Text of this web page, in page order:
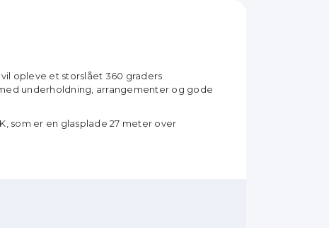
opleve et storslået 360 graders
underholdning, arrangementer og gode
som er en glasplade 27 meter over